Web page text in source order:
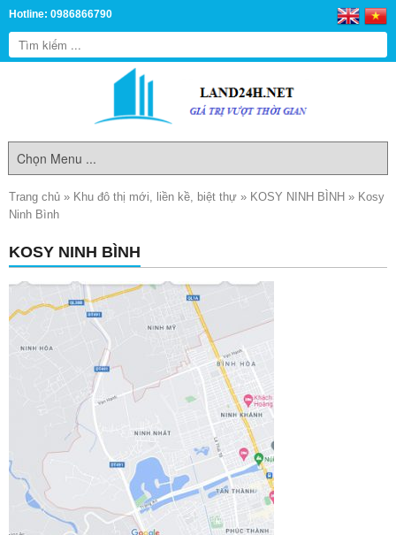
Hotline: 0986866790
Trang chủ » Khu đô thị mới, liền kề, biệt thự » KOSY NINH BÌNH » Kosy
Ninh Bình
KOSY NINH BÌNH